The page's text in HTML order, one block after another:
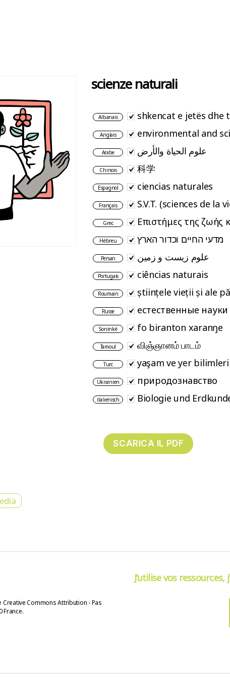
scienze naturali
Albanais shkencat e jetës dhe
Anglais environmental and
Arabe علوم الحياة والأرض
Chinois 科学
Espagnol ciencias naturales
Français S.V.T. (sciences de la
Grec Επιστήμες της ζωής
Hébreu מדעי החיים וכדור הארץ
Persan علوم زیست و زمین
Portugais ciências naturais
Roumain științele vieții și ale
Russe естественные науки
Soninké fo biranton xaranŋe
Tamoul விஞ்ஞானம் பாடம்
Turc yaşam ve yer bilimleri
Ukrainien природознавство
italienisch Biologie und
Commons Attribution - Pas
France.
J’utilise vos